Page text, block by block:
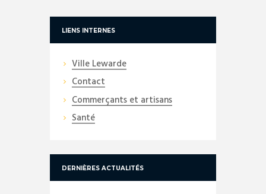
LIENS INTERNES
Ville Lewarde
Contact
Commerçants et artisans
Santé
DERNIÈRES ACTUALITÉS